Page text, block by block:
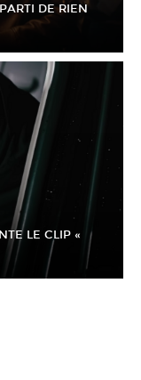
DE RIEN
LE CLIP «